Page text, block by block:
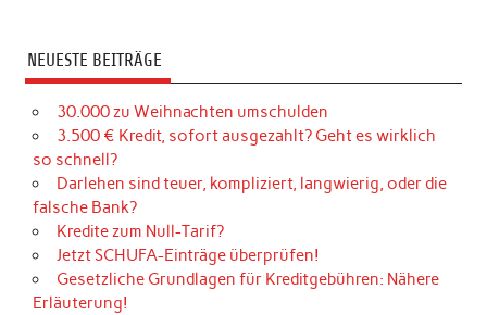
NEUESTE BEITRÄGE
30.000 zu Weihnachten umschulden
3.500 € Kredit, sofort ausgezahlt? Geht es wirklich
so schnell?
Darlehen sind teuer, kompliziert, langwierig, oder die
falsche Bank?
Kredite zum Null-Tarif?
Jetzt SCHUFA-Einträge überprüfen!
Gesetzliche Grundlagen für Kreditgebühren: Nähere
Erläuterung!